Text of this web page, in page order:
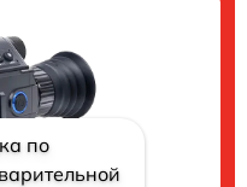
по